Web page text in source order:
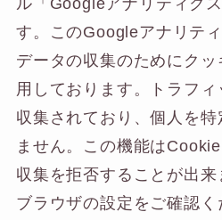
ル「Googleアナリティク
す。このGoogleアナリテ
データの収集のためにク
用しております。トラフ
収集されており、個人を特
ません。この機能は
収集を拒否することが出
ブラウザの設定をご確認く